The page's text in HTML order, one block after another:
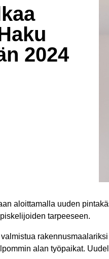
2024
aloittamalla uuden
tarpeeseen.
alan työpaikat.